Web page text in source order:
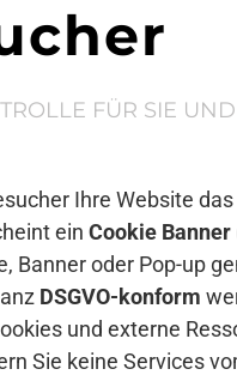
FÜR SIE
Ihre Website
ein Cookie Banner
Banner oder Pop-up
DSGVO-konform
und externe
Sie keine Services